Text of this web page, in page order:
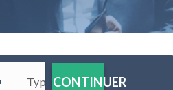
CONTINUER